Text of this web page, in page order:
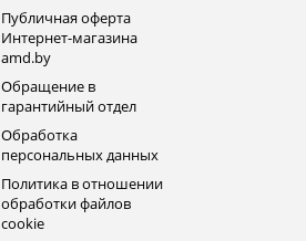
Публичная оферта
Интернет-магазина
amd.by
Обращение в
гарантийный отдел
Обработка
персональных данных
Политика в отношении
обработки файлов
cookie